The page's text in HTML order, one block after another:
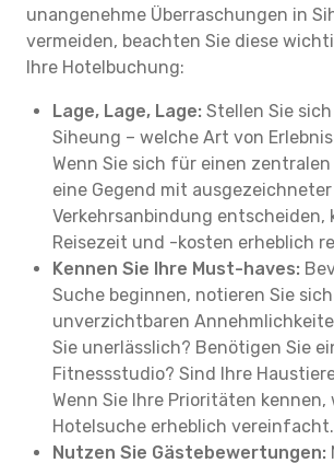
unangenehme Überraschungen in
vermeiden, beachten Sie diese
Ihre Hotelbuchung:
Lage, Lage, Lage: Stellen Sie
Siheung – welche Art von
Wenn Sie sich für einen
eine Gegend mit ausgezeichneter
Verkehrsanbindung entscheiden,
Reisezeit und -kosten erheblich
Kennen Sie Ihre Must-haves:
Suche beginnen, notieren Sie
unverzichtbaren
Sie unerlässlich? Benötigen Sie
Fitnessstudio? Sind Ihre
Wenn Sie Ihre Prioritäten kennen,
Hotelsuche erheblich vereinfacht.
Nutzen Sie Gästebewertungen: